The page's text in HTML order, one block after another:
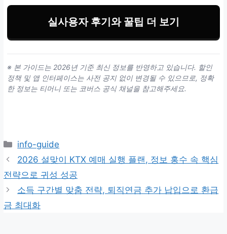
실사용자 후기와 꿀팁 더 보기
※ 본 가이드는 2026년 기준 최신 정보를 반영하고 있습니다. 할인
정책 및 앱 인터페이스는 사전 공지 없이 변경될 수 있으므로, 정확
한 정보는 티머니 또는 코버스 공식 채널을 참고해주세요.
카
테
리
info-guide
2026 설맞이 KTX 예매 실행 플랜, 정보 홍수 속 핵심
전략으로 귀성 성공
소득 구간별 맞춤 전략, 퇴직연금 추가 납입으로 환급
금 최대화